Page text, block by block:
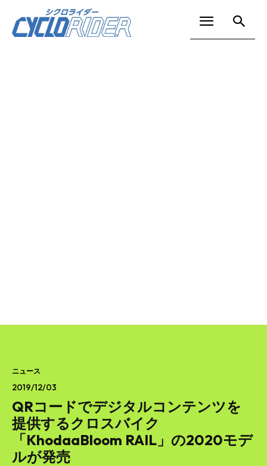
ニュース
2019/12/03
QRコードでデジタルコンテンツを
提供するクロスバイク
「KhodaaBloom RAIL」の2020モデ
ルが発売